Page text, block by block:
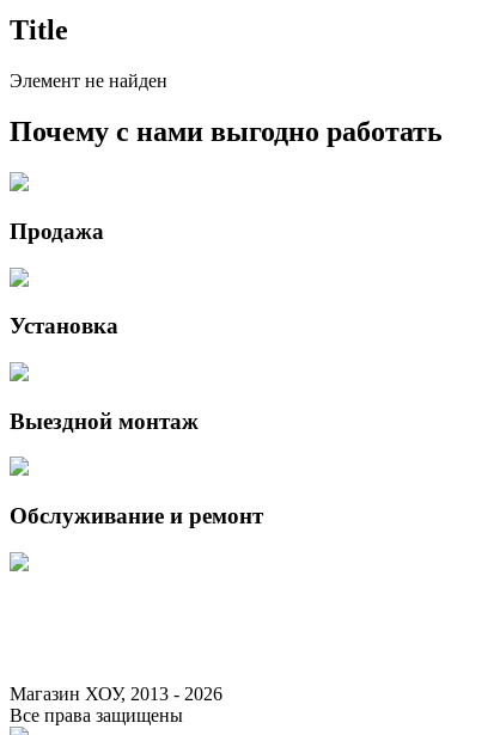
Title
Элемент не найден
Почему с нами выгодно работать
Продажа
Установка
Выездной монтаж
Обслуживание и ремонт
Магазин ХОУ, 2013 - 2026
Все права защищены